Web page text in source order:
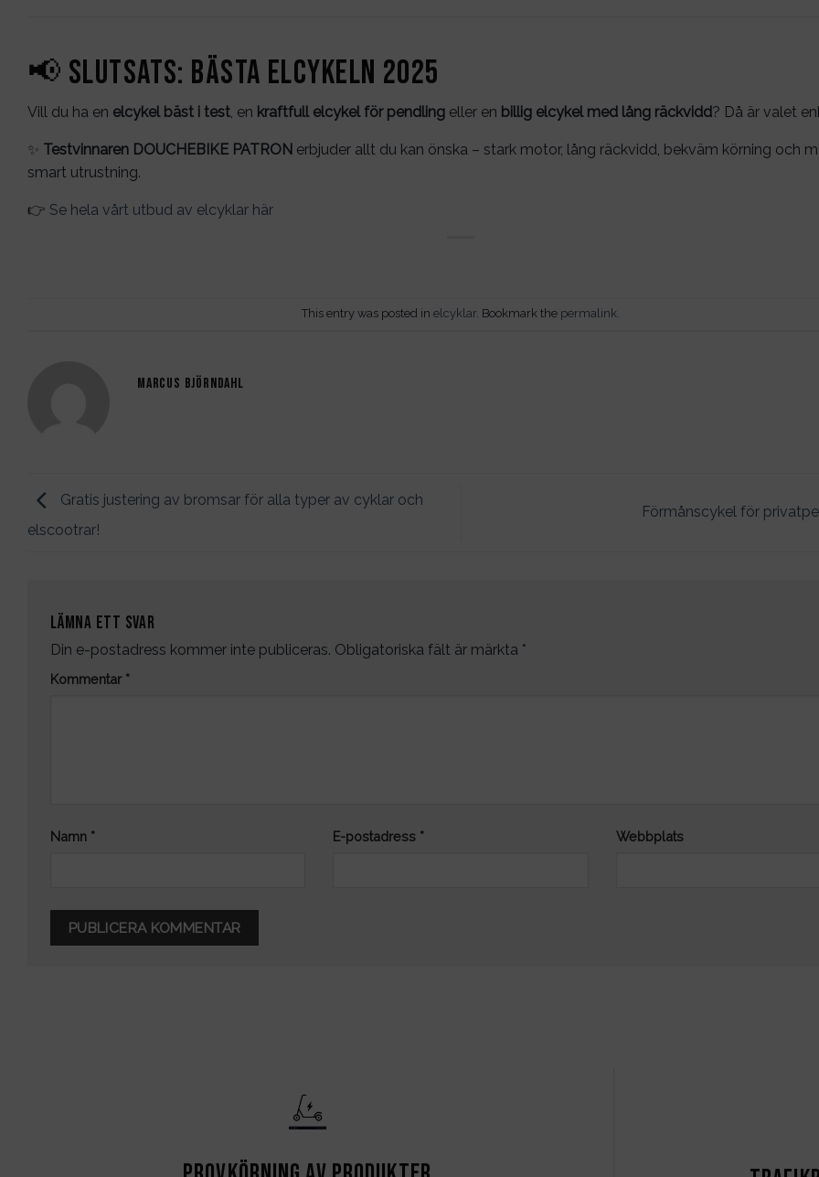
📢 Slutsats: bästa elcykeln 2025
Vill du ha en elcykel bäst i test, en kraftfull elcykel för pendling eller en billig elcykel med lång räckvidd? Då är valet
✨ Testvinnaren DOUCHEBIKE PATRON erbjuder allt du kan önska – stark motor, lång räckvidd, bekväm körning och
smart utrustning.
👉 Se hela vårt utbud av elcyklar här
This entry was posted in elcyklar. Bookmark the permalink.
MARCUS BJÖRNDAHL
Gratis justering av bromsar för alla typer av cyklar och
elscootrar!
Förmånscykel för
Lämna ett svar
Din e-postadress kommer inte publiceras. Obligatoriska fält är märkta *
Kommentar *
Namn * E-postadress * Webbplats